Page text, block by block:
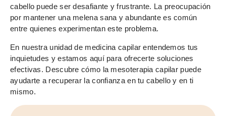
cabello puede ser desafiante y frustrante. La preocupación
por mantener una melena sana y abundante es común
entre quienes experimentan este problema.
En nuestra unidad de medicina capilar entendemos tus
inquietudes y estamos aquí para ofrecerte soluciones
efectivas. Descubre cómo la mesoterapia capilar puede
ayudarte a recuperar la confianza en tu cabello y en ti
mismo.